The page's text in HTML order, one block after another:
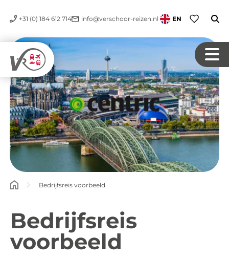
+31 (0) 184 612 714 info@verschoor-reizen.nl EN
Bedrijfsreis voorbeeld
Bedrijfsreis
voorbeeld